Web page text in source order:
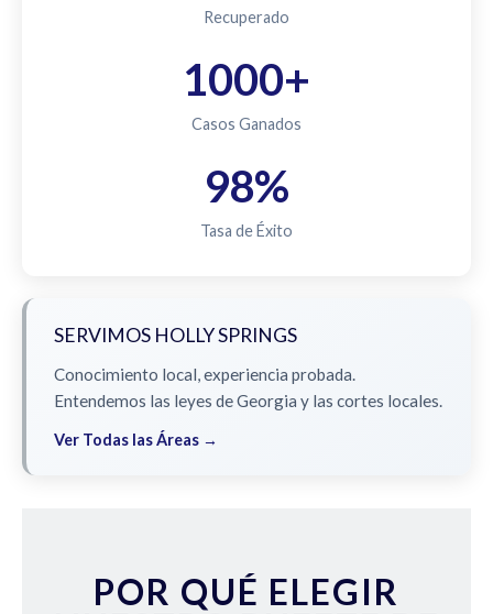
Recuperado
1000+
Casos Ganados
98%
Tasa de Éxito
SERVIMOS HOLLY SPRINGS
Conocimiento local, experiencia probada.
Entendemos las leyes de Georgia y las cortes locales.
Ver Todas las Áreas →
POR QUÉ ELEGIR